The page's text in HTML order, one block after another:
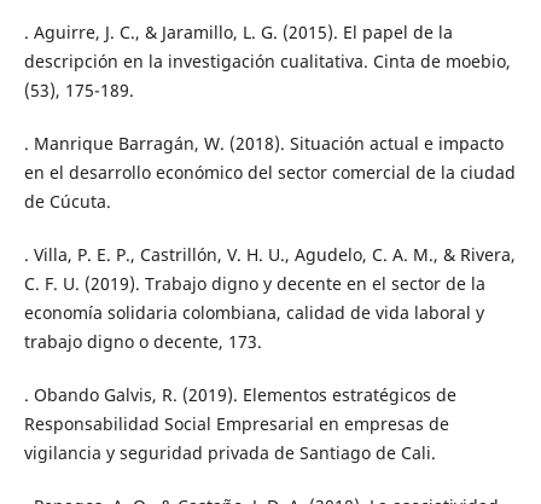
. Aguirre, J. C., & Jaramillo, L. G. (2015). El papel de la
descripción en la investigación cualitativa. Cinta de moebio,
(53), 175-189.
. Manrique Barragán, W. (2018). Situación actual e impacto
en el desarrollo económico del sector comercial de la ciudad
de Cúcuta.
. Villa, P. E. P., Castrillón, V. H. U., Agudelo, C. A. M., & Rivera,
C. F. U. (2019). Trabajo digno y decente en el sector de la
economía solidaria colombiana, calidad de vida laboral y
trabajo digno o decente, 173.
. Obando Galvis, R. (2019). Elementos estratégicos de
Responsabilidad Social Empresarial en empresas de
vigilancia y seguridad privada de Santiago de Cali.